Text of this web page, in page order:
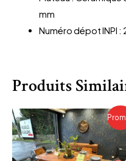
mm
Numéro dépot INPI :
Produits
Le
prix
initial
était :
€1,590.00.
Le
prix
actuel
est :